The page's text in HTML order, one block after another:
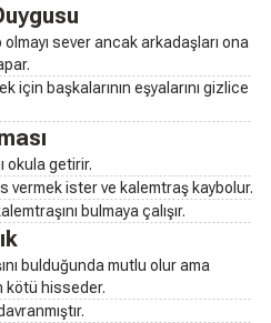
sever ancak arkadaşları ona
için başkalarının eşyalarını gizlice
okula getirir.
vermek ister ve kalemtraş kaybolur.
bulmaya çalışır.
bulduğunda mutlu olur ama
kötü hisseder.